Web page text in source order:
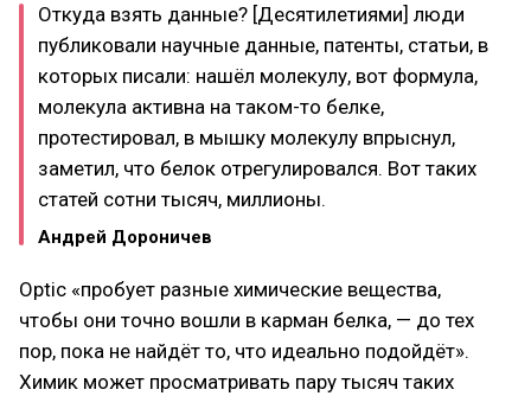
Откуда взять данные? [Десятилетиями] люди
публиковали научные данные, патенты, статьи, в
которых писали: нашёл молекулу, вот формула,
молекула активна на таком-то белке,
протестировал, в мышку молекулу впрыснул,
заметил, что белок отрегулировался. Вот таких
статей сотни тысяч, миллионы.
Андрей Дороничев
Optic «пробует разные химические вещества,
чтобы они точно вошли в карман белка, — до тех
пор, пока не найдёт то, что идеально подойдёт».
Химик может просматривать пару тысяч таких